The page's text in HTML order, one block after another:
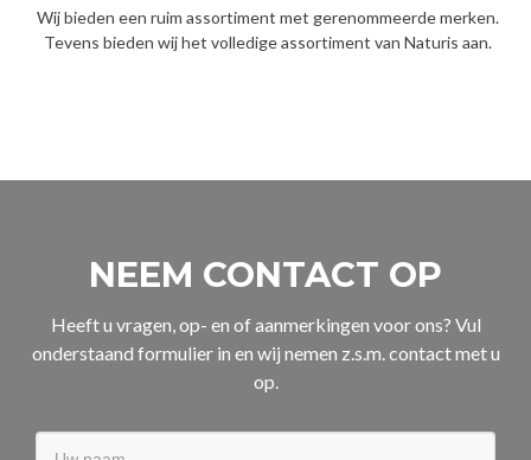
Wij bieden een ruim assortiment met gerenommeerde merken.
Tevens bieden wij het volledige assortiment van Naturis aan.
NEEM CONTACT OP
Heeft u vragen, op- en of aanmerkingen voor ons? Vul
onderstaand formulier in en wij nemen z.s.m. contact met u
op.